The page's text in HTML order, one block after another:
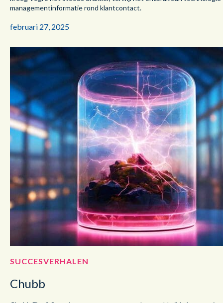
managementinformatie rond klantcontact.
februari 27, 2025
SUCCESVERHALEN
Chubb